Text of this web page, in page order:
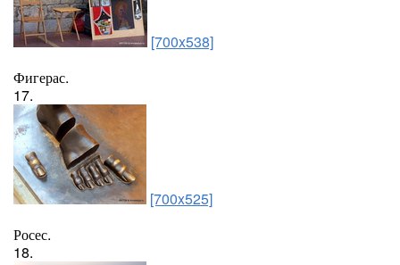
[700x538]
Фигерас.
17.
[700x525]
Росес.
18.